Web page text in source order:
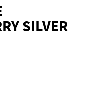
SILVER